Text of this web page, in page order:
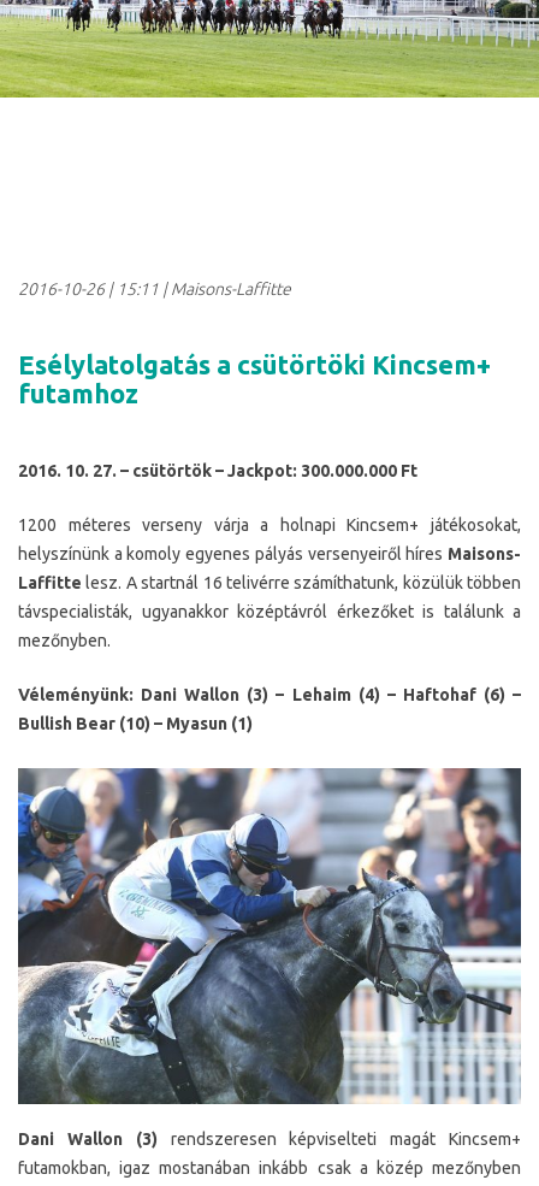
2016-10-26| 15:11 | Maisons-Laffitte
Esélylatolgatás a csütörtöki Kincsem+
futamhoz
2016. 10. 27. – csütörtök – Jackpot: 300.000.000 Ft
1200 méteres verseny várja a holnapi Kincsem+ játékosokat,
helyszínünk a komoly egyenes pályás versenyeiről híres Maisons-
Laffitte lesz. A startnál 16 telivérre számíthatunk, közülük többen
távspecialisták, ugyanakkor középtávról érkezőket is találunk a
mezőnyben.
Véleményünk: Dani Wallon (3) – Lehaim (4) – Haftohaf (6) –
Bullish Bear (10) – Myasun (1)
Dani Wallon (3) rendszeresen képviselteti magát Kincsem+
futamokban, igaz mostanában inkább csak a közép mezőnyben